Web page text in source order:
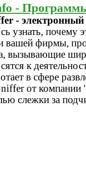
-
-
узнать, почему
вашей фирмы,
вызывающие
к
в сфере
от
слежки за